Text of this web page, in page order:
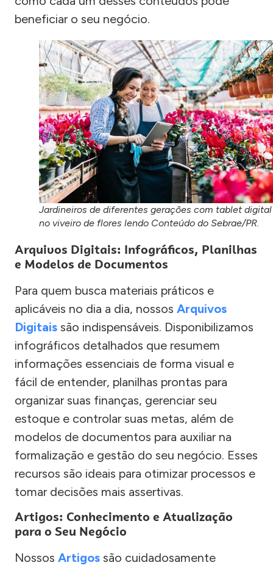
beneficiar o seu negócio.
Jardineiros de diferentes gerações com tablet digital
no viveiro de flores lendo Conteúdo do Sebrae/PR.
Arquivos Digitais: Infográficos, Planilhas
e Modelos de Documentos
Para quem busca materiais práticos e
aplicáveis no dia a dia, nossos Arquivos
Digitais são indispensáveis. Disponibilizamos
infográficos detalhados que resumem
informações essenciais de forma visual e
fácil de entender, planilhas prontas para
organizar suas finanças, gerenciar seu
estoque e controlar suas metas, além de
modelos de documentos para auxiliar na
formalização e gestão do seu negócio. Esses
recursos são ideais para otimizar processos e
tomar decisões mais assertivas.
Artigos: Conhecimento e Atualização
para o Seu Negócio
Nossos Artigos são cuidadosamente